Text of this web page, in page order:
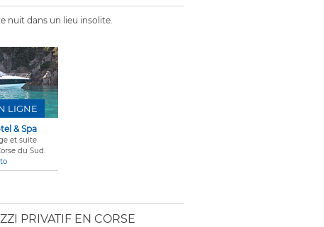
nuit dans un lieu insolite.
& Spa
et suite
du Sud.
LIGNE
PRIVATIF EN CORSE